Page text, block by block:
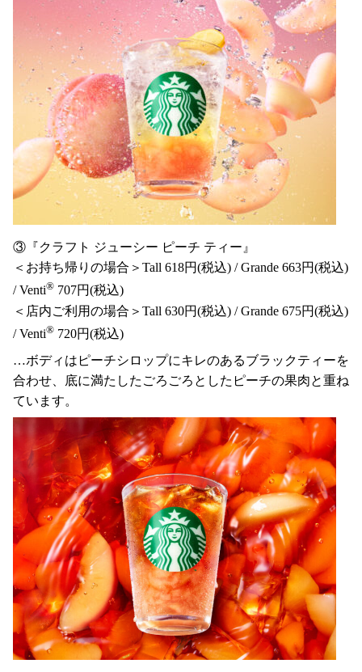
③『クラフト ジューシー ピーチ ティー』
＜お持ち帰りの場合＞Tall 618円(税込) / Grande 663円(税込)
/ Venti® 707円(税込)
＜店内ご利用の場合＞Tall 630円(税込) / Grande 675円(税込)
/ Venti® 720円(税込)
…ボディはピーチシロップにキレのあるブラックティーを
合わせ、底に満たしたごろごろとしたピーチの果肉と重ね
ています。